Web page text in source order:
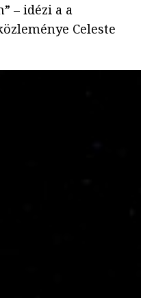
– idézi a a
Celeste